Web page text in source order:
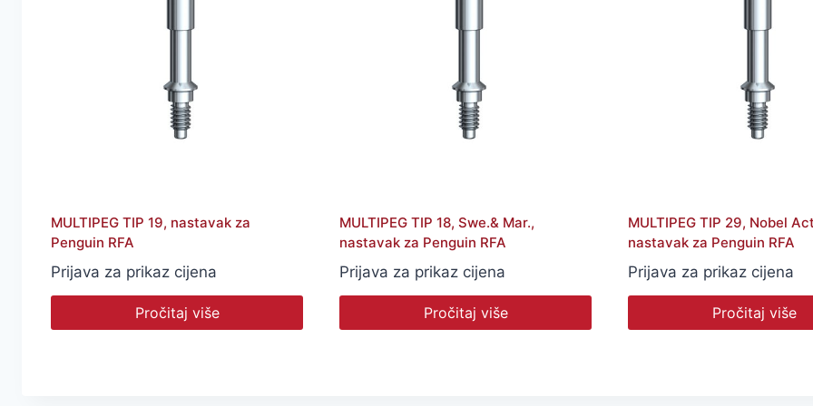
MULTIPEG TIP 19, nastavak za
Penguin RFA
Prijava za prikaz cijena
Pročitaj više
MULTIPEG TIP 18, Swe.& Mar.,
nastavak za Penguin RFA
Prijava za prikaz cijena
Pročitaj više
MULTIPEG TIP 29, Nobel
nastavak za Penguin RFA
Prijava za prikaz cijena
Pročitaj više